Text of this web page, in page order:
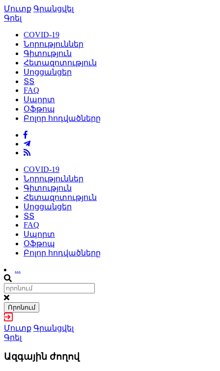
Մուտք Գրանցվել
Գրել
COVID-19
Նորություններ
Գիտություն
Հետազոտություն
Սոցցանցեր
ՏՏ
FAQ
Սպորտ
Օֆթոպ
Բոլոր հոդվածները
COVID-19
Նորություններ
Գիտություն
Հետազոտություն
Սոցցանցեր
ՏՏ
FAQ
Սպորտ
Օֆթոպ
Բոլոր հոդվածները
...
Որոնում
Մուտք Գրանցվել
Գրել
Ազգային ժողով